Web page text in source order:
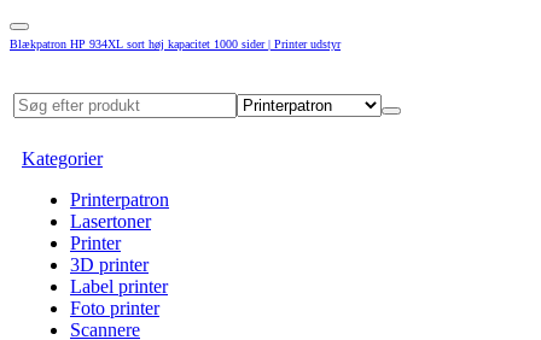
Blækpatron HP 934XL sort høj kapacitet 1000 sider | Printer udstyr
Kategorier
Printerpatron
Lasertoner
Printer
3D printer
Label printer
Foto printer
Scannere